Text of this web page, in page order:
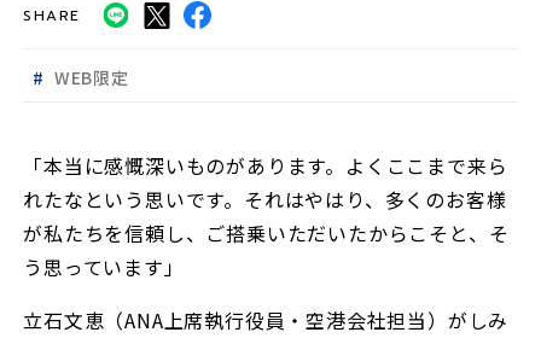
SHARE
WEB限定
「本当に感慨深いものがあります。よくここまで来ら
れたなという思いです。それはやはり、多くのお客様
が私たちを信頼し、ご搭乗いただいたからこそと、そ
う思っています」
立石文恵（ANA上席執行役員・空港会社担当）がしみ